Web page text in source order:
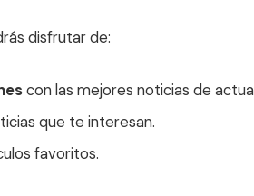
disfrutar de:
con las mejores noticias de
que te interesan.
favoritos.